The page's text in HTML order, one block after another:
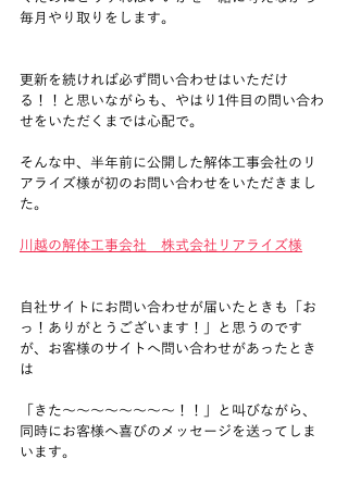
毎月やり取りをします。
更新を続ければ必ず問い合わせはいただけ
る！！と思いながらも、やはり1件目の問い合わ
せをいただくまでは心配で。
そんな中、半年前に公開した解体工事会社のリ
アライズ様が初のお問い合わせをいただきまし
た。
川越の解体工事会社　株式会社リアライズ様
自社サイトにお問い合わせが届いたときも「お
っ！ありがとうございます！」と思うのです
が、お客様のサイトへ問い合わせがあったとき
は
「きた～～～～～～～～！！」と叫びながら、
同時にお客様へ喜びのメッセージを送ってしま
います。